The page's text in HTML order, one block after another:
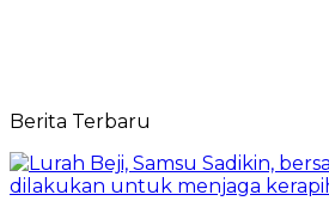
Berita Terbaru